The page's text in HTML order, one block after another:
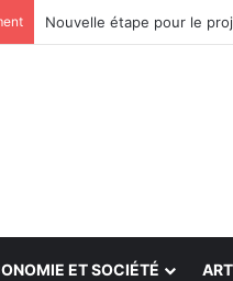
Nouvelle étape pour le
ET SOCIÉTÉ